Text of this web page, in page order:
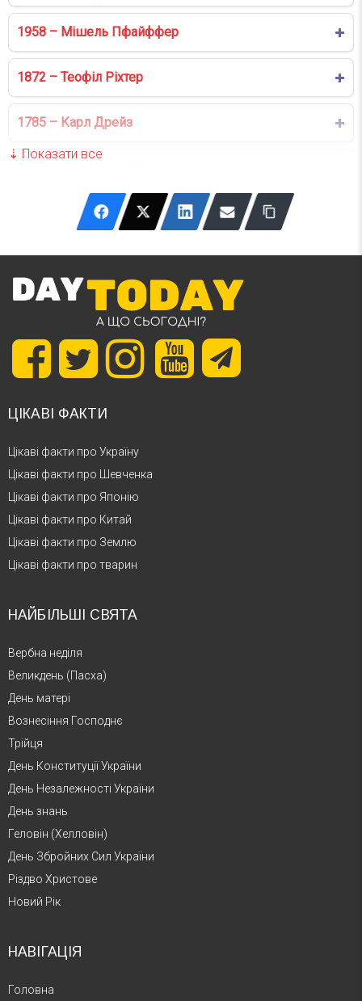
1958 – Мішель Пфайффер
1872 – Теофіл Ріхтер
1785 – Карл Дрейз
ЦІКАВІ ФАКТИ
Цікаві факти про Україну
Цікаві факти про Шевченка
Цікаві факти про Японію
Цікаві факти про Китай
Цікаві факти про Землю
Цікаві факти про тварин
НАЙБІЛЬШІ СВЯТА
Вербна неділя
Великдень (Пасха)
День матері
Вознесіння Господнє
Трійця
День Конституції України
День Незалежності України
День знань
Геловін (Хелловін)
День Збройних Сил України
Різдво Христове
Новий Рік
НАВІГАЦІЯ
Головна